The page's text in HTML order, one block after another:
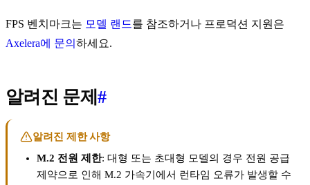
FPS 벤치마크는 모델 랜드를 참조하거나 프로덕션 지원은
Axelera에 문의 하세요.
알려진 문제#
알려진 제한 사항
M.2 전원 제한: 대형 또는 초대형 모델의 경우 전원 공급
제약으로 인해 M.2 가속기에서 런타임 오류가 발생할 수